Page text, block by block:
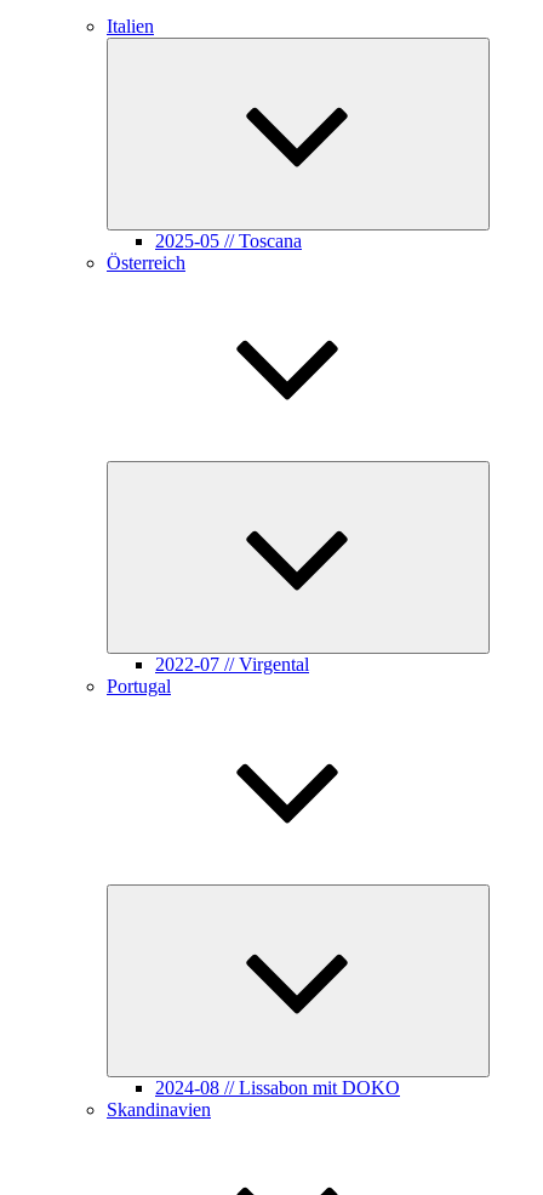
Italien
2025-05 // Toscana
Österreich
2022-07 // Virgental
Portugal
2024-08 // Lissabon mit DOKO
Skandinavien